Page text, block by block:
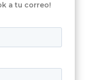
a tu correo!